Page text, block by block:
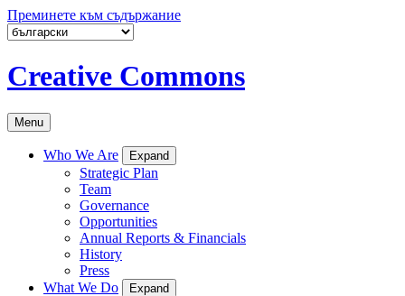
Преминете към съдържание
Creative Commons
Menu
Who We Are Expand
Strategic Plan
Team
Governance
Opportunities
Annual Reports & Financials
History
Press
What We Do
Expand